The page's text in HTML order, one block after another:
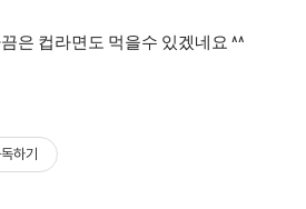
은 컵라면도 먹을수 있겠네요 ^^
하기